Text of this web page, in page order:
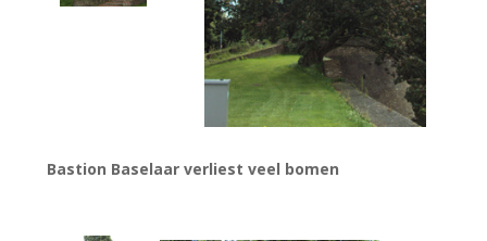
Bastion Baselaar verliest veel bomen